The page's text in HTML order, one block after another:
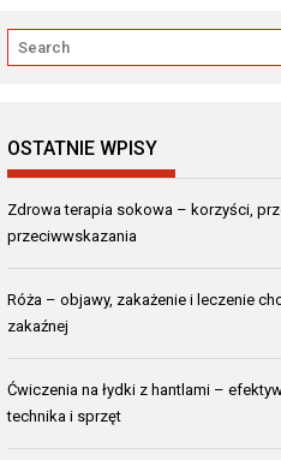
OSTATNIE WPISY
Zdrowa terapia sokowa – korzyści,
przeciwwskazania
Róża – objawy, zakażenie i leczenie
zakaźnej
Ćwiczenia na łydki z hantlami –
technika i sprzęt